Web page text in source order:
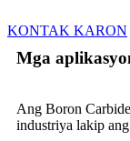
KONTAK KARON
Mga
Ang Boron
industriya lakip